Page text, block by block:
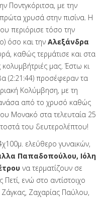
Ποντγκόριτσα, με την
χρυσά στην πισίνα. Η
περιόρισε τόσο την
όσο και την Αλεξάνδρα
καθώς τερμάτισε και στα
μας. Έστω κι
(2:21:44) προσέφεραν τα
Κολύμβηση, με τη
από το χρυσό καθώς
Μονακό στα τελευταία 25
του δευτερολέπτου!
ελεύθερο γυναικών,
Παπαδοπούλου, Ιόλη
να τερματίζουν σε
ενώ στο αντίστοιχο
Ζαχαρίας Παύλου,